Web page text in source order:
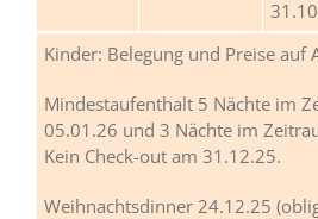
Kinder: Belegung und Preise auf
Mindestaufenthalt 5 Nächte im
05.01.26 und 3 Nächte im
Kein Check-out am 31.12.25.
Weihnachtsdinner 24.12.25